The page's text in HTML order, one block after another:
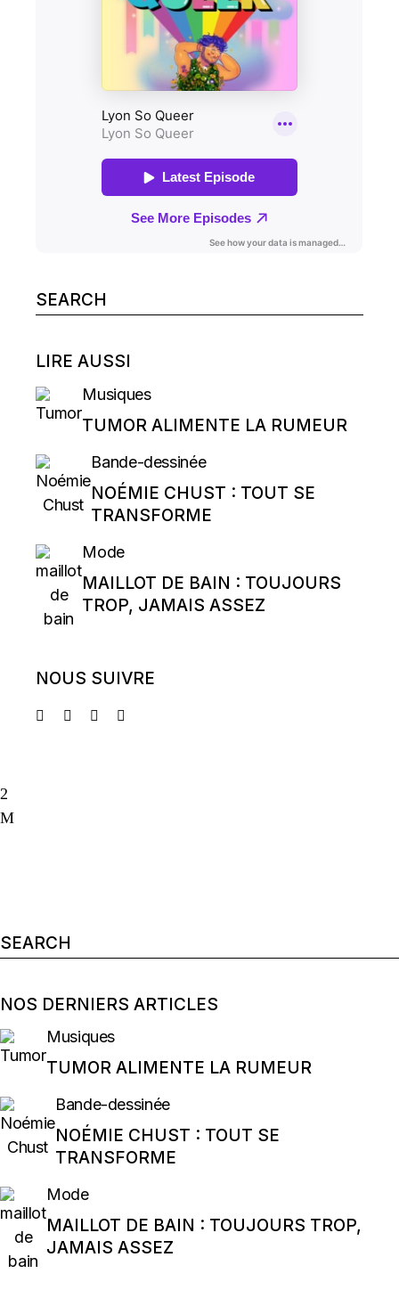
Search
for:
LIRE AUSSI
Musiques
TUMOR ALIMENTE LA RUMEUR
Bande-dessinée
NOÉMIE CHUST : TOUT SE
TRANSFORME
Mode
MAILLOT DE BAIN : TOUJOURS
TROP, JAMAIS ASSEZ
NOUS SUIVRE
Search
for:
NOS DERNIERS ARTICLES
Musiques
TUMOR ALIMENTE LA RUMEUR
Bande-dessinée
NOÉMIE CHUST : TOUT SE
TRANSFORME
Mode
MAILLOT DE BAIN : TOUJOURS TROP,
JAMAIS ASSEZ